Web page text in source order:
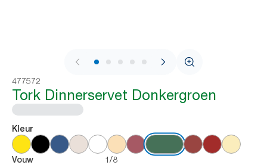
1 / 6
477572
Tork Dinnerservet Donkergroen
Kleur
Vouw 1/8